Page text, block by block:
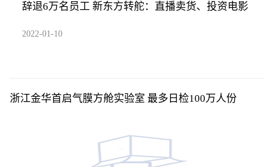
辞退6万名员工 新东方转舵：直播卖货、投资电影
2022-01-10
浙江金华首启气膜方舱实验室 最多日检100万人份